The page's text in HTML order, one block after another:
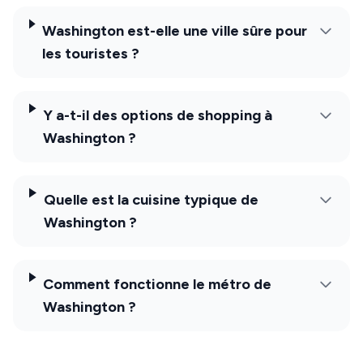
Washington est-elle une ville sûre pour
les touristes ?
Y a-t-il des options de shopping à
Washington ?
Quelle est la cuisine typique de
Washington ?
Comment fonctionne le métro de
Washington ?